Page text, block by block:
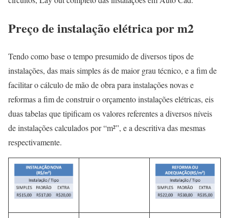
Preço de instalação elétrica por m2
Tendo como base o tempo presumido de diversos tipos de
instalações, das mais simples ás de maior grau técnico, e a fim de
facilitar o cálculo de mão de obra para instalações novas e
reformas a fim de construir o orçamento instalações elétricas, eis
duas tabelas que tipificam os valores referentes a diversos níveis
de instalações calculados por “m²”, e a descritiva das mesmas
respectivamente.